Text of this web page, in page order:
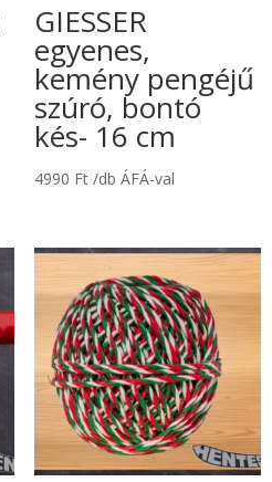
GIESSER
egyenes,
kemény pengéjű
szúró, bontó
kés- 16 cm
4990 Ft /db ÁFÁ-val